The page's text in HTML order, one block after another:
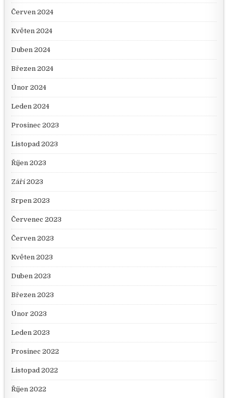
Červen 2024
Květen 2024
Duben 2024
Březen 2024
Únor 2024
Leden 2024
Prosinec 2023
Listopad 2023
Říjen 2023
Září 2023
Srpen 2023
Červenec 2023
Červen 2023
Květen 2023
Duben 2023
Březen 2023
Únor 2023
Leden 2023
Prosinec 2022
Listopad 2022
Říjen 2022